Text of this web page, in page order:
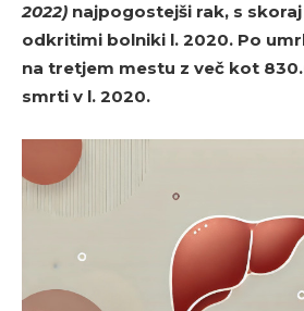
2022) najpogostejši rak, s
odkritimi bolniki l. 2020. Po
na tretjem mestu z več kot
smrti v l. 2020.